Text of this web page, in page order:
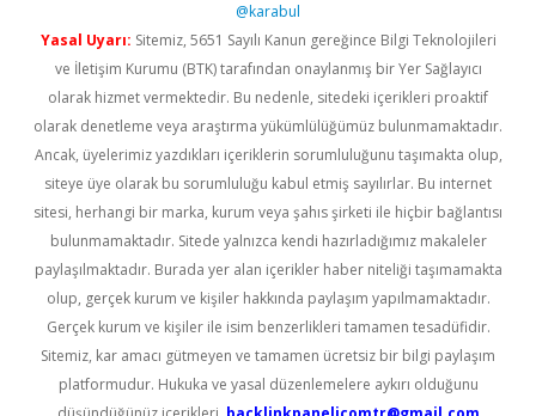
@karabul
Yasal Uyarı: Sitemiz, 5651 Sayılı Kanun gereğince Bilgi Teknolojileri
ve İletişim Kurumu (BTK) tarafından onaylanmış bir Yer Sağlayıcı
olarak hizmet vermektedir. Bu nedenle, sitedeki içerikleri proaktif
olarak denetleme veya araştırma yükümlülüğümüz bulunmamaktadır.
Ancak, üyelerimiz yazdıkları içeriklerin sorumluluğunu taşımakta olup,
siteye üye olarak bu sorumluluğu kabul etmiş sayılırlar. Bu internet
sitesi, herhangi bir marka, kurum veya şahıs şirketi ile hiçbir bağlantısı
bulunmamaktadır. Sitede yalnızca kendi hazırladığımız makaleler
paylaşılmaktadır. Burada yer alan içerikler haber niteliği taşımamakta
olup, gerçek kurum ve kişiler hakkında paylaşım yapılmamaktadır.
Gerçek kurum ve kişiler ile isim benzerlikleri tamamen tesadüfidir.
Sitemiz, kar amacı gütmeyen ve tamamen ücretsiz bir bilgi paylaşım
platformudur. Hukuka ve yasal düzenlemelere aykırı olduğunu